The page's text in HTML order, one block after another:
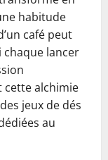
habitude
café peut
chaque lancer
cette alchimie
jeux de dés
au